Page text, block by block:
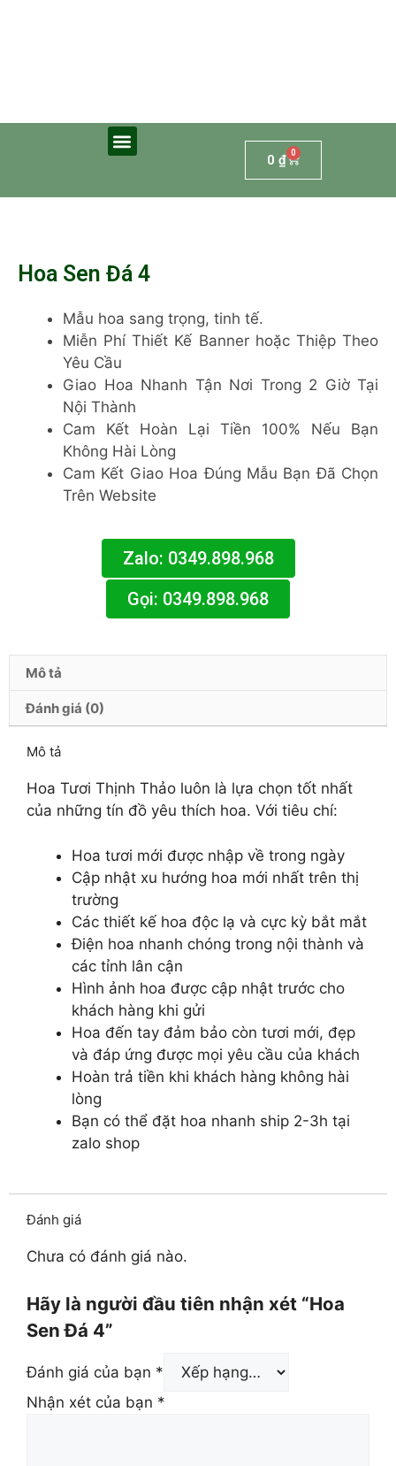
0 ₫ 0
Hoa Sen Đá 4
Mẫu hoa sang trọng, tinh tế.
Miễn Phí Thiết Kế Banner hoặc Thiệp Theo
Yêu Cầu
Giao Hoa Nhanh Tận Nơi Trong 2 Giờ Tại
Nội Thành
Cam Kết Hoàn Lại Tiền 100% Nếu Bạn
Không Hài Lòng
Cam Kết Giao Hoa Đúng Mẫu Bạn Đã Chọn
Trên Website
Zalo: 0349.898.968
Gọi: 0349.898.968
Mô tả
Đánh giá (0)
Mô tả
Hoa Tươi Thịnh Thảo luôn là lựa chọn tốt nhất
của những tín đồ yêu thích hoa. Với tiêu chí:
Hoa tươi mới được nhập về trong ngày
Cập nhật xu hướng hoa mới nhất trên thị
trường
Các thiết kế hoa độc lạ và cực kỳ bắt mắt
Điện hoa nhanh chóng trong nội thành và
các tỉnh lân cận
Hình ảnh hoa được cập nhật trước cho
khách hàng khi gửi
Hoa đến tay đảm bảo còn tươi mới, đẹp
và đáp ứng được mọi yêu cầu của khách
Hoàn trả tiền khi khách hàng không hài
lòng
Bạn có thể đặt hoa nhanh ship 2-3h tại
zalo shop
Đánh giá
Chưa có đánh giá nào.
Hãy là người đầu tiên nhận xét “Hoa
Sen Đá 4”
Đánh giá của bạn *
Nhận xét của bạn *